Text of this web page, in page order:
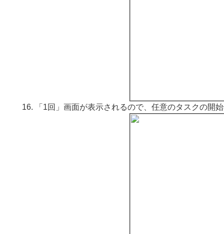
「1回」画面が表示されるので、任意のタスクの開